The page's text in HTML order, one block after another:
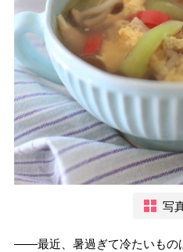
写
――最近、暑過ぎて冷たいもの